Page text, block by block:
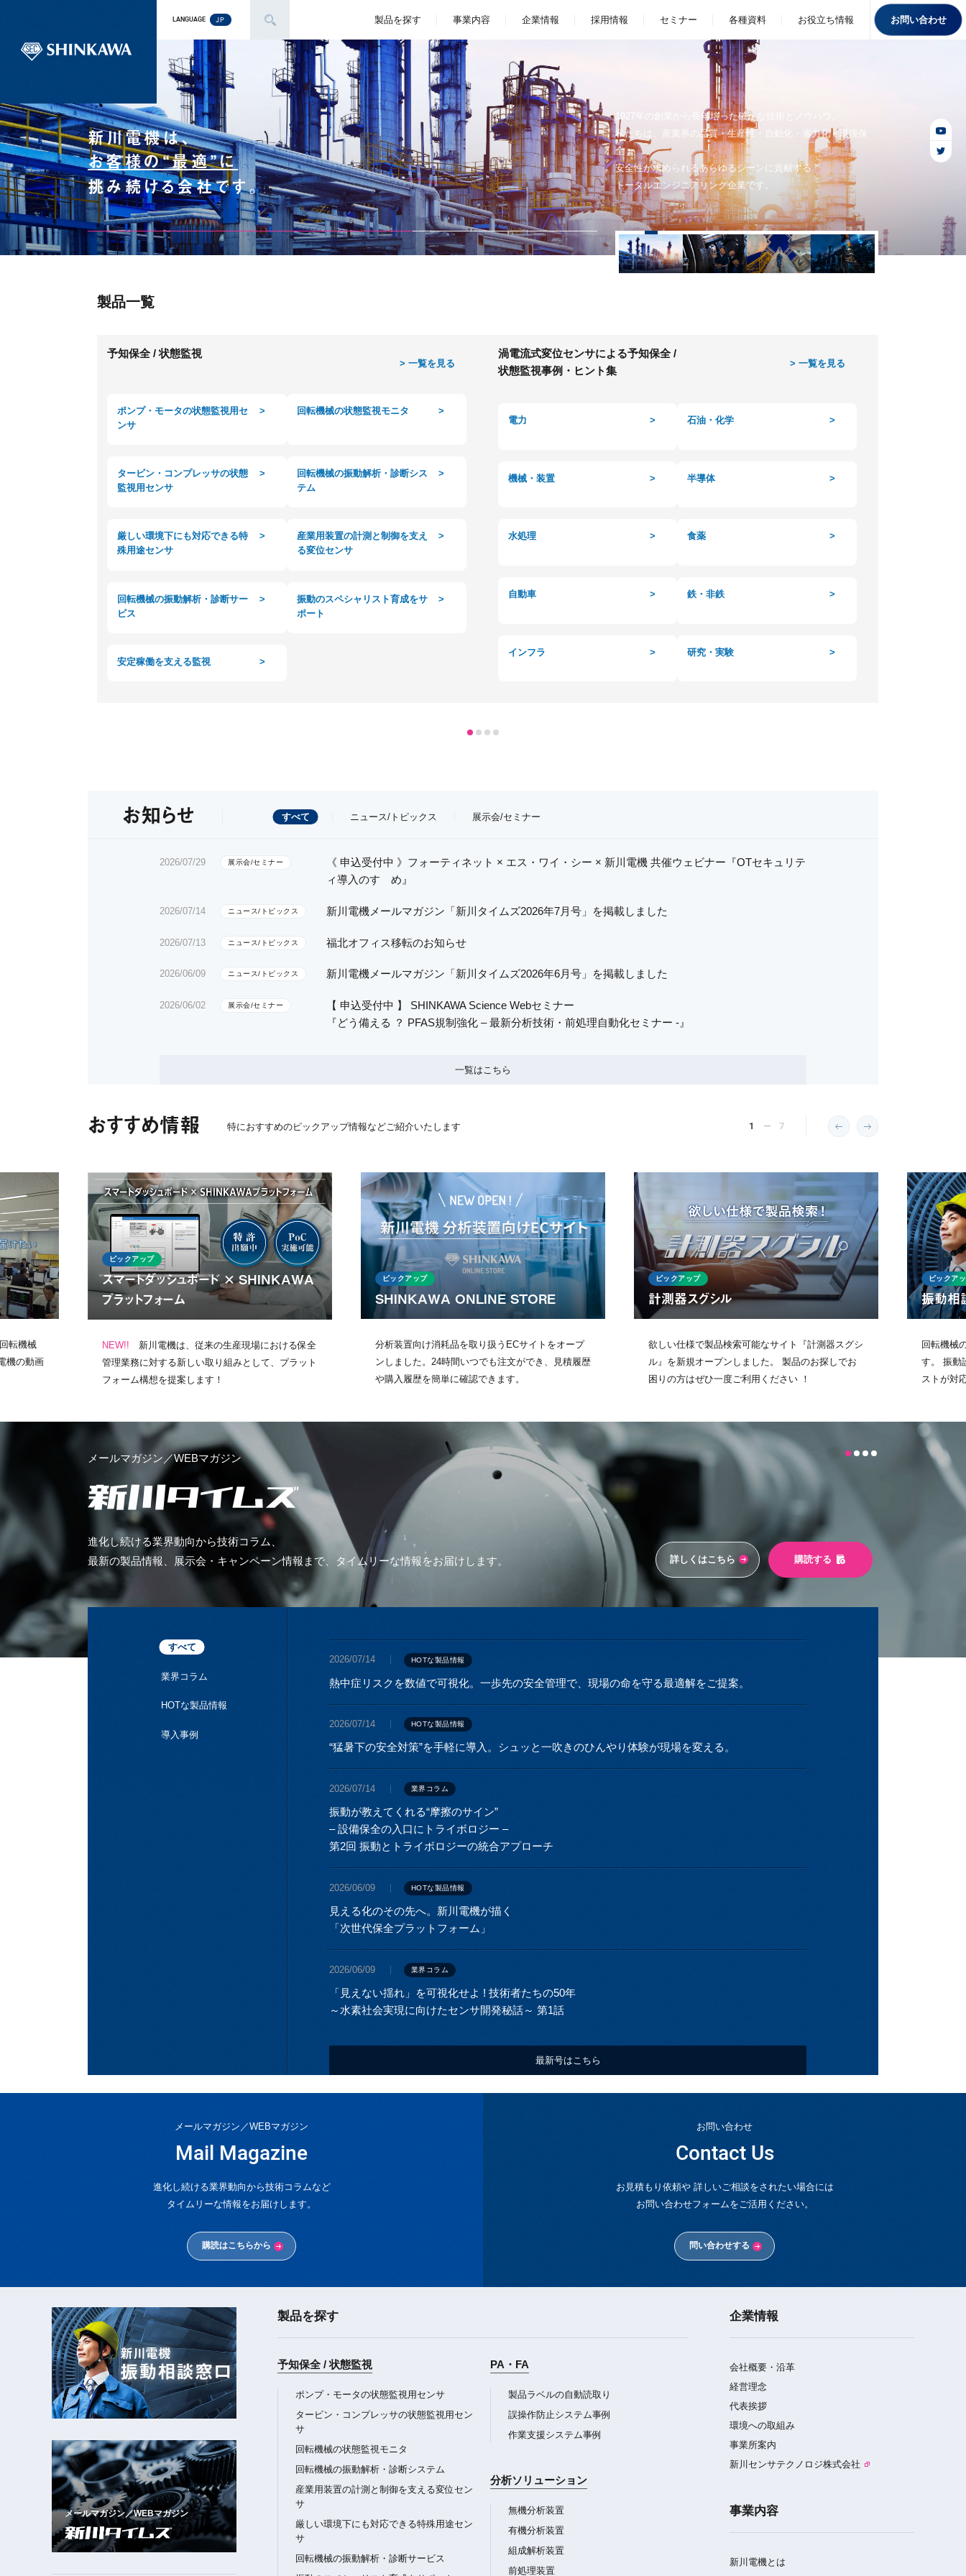
LANGUAGE JP 製品を探す 事業内容 企業情報 採用情報 セミナー 各種資料 お役立ち情報 お問い合わせ
新川電機は、
お客様の“最適”に
挑み続ける会社です。
1927年の創業から長年培った確かな技術とノウハウ。
私たちは、産業界の品質・生産性・自動化・省力化・環境保
全・
安全性が求められるあらゆるシーンに貢献する
トータルエンジニアリング企業です。
製品一覧
予知保全 / 状態監視
> 一覧を見る
ポンプ・モータの状態監視用セ
ンサ
> 回転機械の状態監視モニタ >
タービン・コンプレッサの状態
監視用センサ
>
回転機械の振動解析・診断シス
テム
>
厳しい環境下にも対応できる特
殊用途センサ
>
産業用装置の計測と制御を支え
る変位センサ
>
回転機械の振動解析・診断サー
ビス
>
振動のスペシャリスト育成をサ
ポート
>
安定稼働を支える監視 >
渦電流式変位センサによる予知保全 /
状態監視事例・ヒント集
> 一覧を見る
電力 > 石油・化学 >
機械・装置 > 半導体 >
水処理 > 食薬 >
自動車 > 鉄・非鉄 >
インフラ > 研究・実験 >
お知らせ すべて ニュース/トピックス 展示会/セミナー
2026/07/29 展示会/セミナー
《 申込受付中 》フォーティネット × エス・ワイ・シー × 新川電機 共催ウェビナー『OTセキュリテ
ィ導入のすゝめ』
2026/07/14 ニュース/トピックス 新川電機メールマガジン「新川タイムズ2026年7月号」を掲載しました
2026/07/13 ニュース/トピックス 福北オフィス移転のお知らせ
2026/06/09 ニュース/トピックス 新川電機メールマガジン「新川タイムズ2026年6月号」を掲載しました
2026/06/02 展示会/セミナー
【 申込受付中 】 SHINKAWA Science Webセミナー
『どう備える ？ PFAS規制強化 – 最新分析技術・前処理自動化セミナー -』
一覧はこちら
おすすめ情報 特におすすめのピックアップ情報などご紹介いたします 1 7
転機械
機の動画
ピックアップ
スマートダッシュボード × SHINKAWA
プラットフォーム
NEW!! 新川電機は、従来の生産現場における保全
管理業務に対する新しい取り組みとして、プラット
フォーム構想を提案します！
ピックアップ
SHINKAWA ONLINE STORE
分析装置向け消耗品を取り扱うECサイトをオープ
ンしました。24時間いつでも注文ができ、見積履歴
や購入履歴を簡単に確認できます。
ピックアップ
計測器スグシル
欲しい仕様で製品検索可能なサイト『計測器スグシ
ル』を新規オープンしました。 製品のお探しでお
困りの方はぜひ一度ご利用ください ！
ピックア
振動相
回転機械
す。 振動
ストが対
メールマガジン／WEBマガジン
進化し続ける業界動向から技術コラム、
最新の製品情報、展示会・キャンペーン情報まで、 タイムリーな情報をお届けします。 詳しくはこちら 購読する
すべて
業界コラム
HOTな製品情報
導入事例
2026/07/14 HOTな製品情報
熱中症リスクを数値で可視化。一歩先の安全管理で、現場の命を守る最適解をご提案。
2026/07/14 HOTな製品情報
“猛暑下の安全対策”を手軽に導入。シュッと一吹きのひんやり体験が現場を変える。
2026/07/14 業界コラム
振動が教えてくれる“摩擦のサイン”
– 設備保全の入口にトライボロジー –
第2回 振動とトライボロジーの統合アプローチ
2026/06/09 HOTな製品情報
見える化のその先へ。新川電機が描く
「次世代保全プラットフォーム」
2026/06/09 業界コラム
「見えない揺れ」を可視化せよ ! 技術者たちの50年
～水素社会実現に向けたセンサ開発秘話～ 第1話
最新号はこちら
メールマガジン／WEBマガジン
Mail Magazine
進化し続ける業界動向から技術コラムなど
タイムリーな情報をお届けします。
購読はこちらから
お問い合わせ
Contact Us
お見積もり依頼や 詳しいご相談をされたい場合には
お問い合わせフォームをご活用ください。
問い合わせする
製品を探す
予知保全 / 状態監視
ポンプ・モータの状態監視用センサ
タービン・コンプレッサの状態監視用セン
サ
回転機械の状態監視モニタ
回転機械の振動解析・診断システム
産業用装置の計測と制御を支える変位セン
サ
厳しい環境下にも対応できる特殊用途セン
サ
回転機械の振動解析・診断サービス
PA・FA
製品ラベルの自動読取り
誤操作防止システム事例
作業支援システム事例
分析ソリューション
無機分析装置
有機分析装置
組成解析装置
前処理装置
企業情報
会社概要・沿革
経営理念
代表挨拶
環境への取組み
事業所案内
新川センサテクノロジ株式会社
事業内容
新川電機とは
新川電機
振動相談窓口
メールマガジン／WEBマガジン